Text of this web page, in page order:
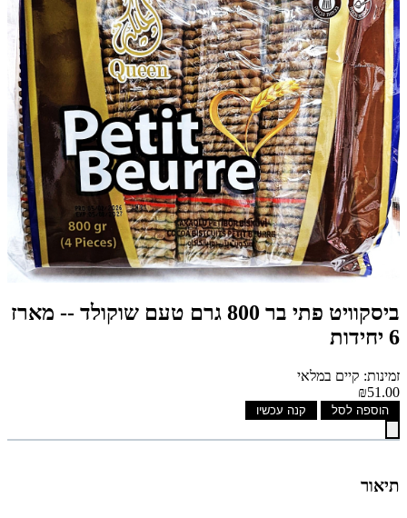
ביסקוויט פתי בר 800 גרם טעם שוקולד -- מארז
6 יחידות
זמינות: קיים במלאי
₪51.00
הוספה לסל קנה עכשיו
תיאור